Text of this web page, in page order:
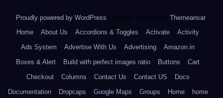
Proudly powered by WordPress Theme: Newsup by Themeansar.
Home
About Us Accordions & Toggles Activate
Activity
Ads System
Advertise With Us Advertising
Amazon.in
Boxes & Alert
Build with perfect images ratio Buttons
Cart
Checkout
Columns Contact Us Contact US
Docs
Documentation
Dropcaps Google Maps Groups Home
home